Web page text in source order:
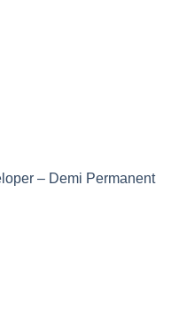
– Demi Permanent